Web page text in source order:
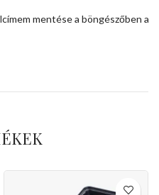
mentése a böngészőben a